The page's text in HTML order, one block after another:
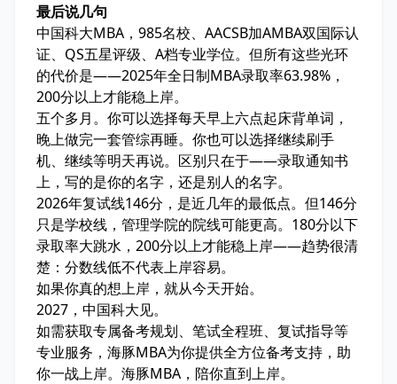
最后说几句
中国科大MBA，985名校、AACSB加AMBA双国际认
证、QS五星评级、A档专业学位。但所有这些光环
的代价是——2025年全日制MBA录取率63.98%，
200分以上才能稳上岸。
五个多月。你可以选择每天早上六点起床背单词，
晚上做完一套管综再睡。你也可以选择继续刷手
机、继续等明天再说。区别只在于——录取通知书
上，写的是你的名字，还是别人的名字。
2026年复试线146分，是近几年的最低点。但146分
只是学校线，管理学院的院线可能更高。180分以下
录取率大跳水，200分以上才能稳上岸——趋势很清
楚：分数线低不代表上岸容易。
如果你真的想上岸，就从今天开始。
2027，中国科大见。
如需获取专属备考规划、笔试全程班、复试指导等
专业服务，海豚MBA为你提供全方位备考支持，助
你一战上岸。海豚MBA，陪你直到上岸。